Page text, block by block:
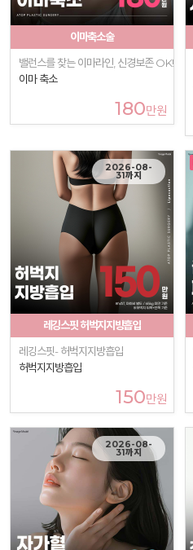
이마축소술
밸런스를 찾는 이마라인, 신경보존 OK!
이마 축소
180만원
2026-08-
31까지
레깅스핏 허벅지지방흡입
레깅스핏- 허벅지지방흡입
허벅지지방흡입
150만원
2026-08-
31까지